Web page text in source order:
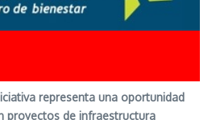
representa una oportunidad
proyectos de infraestructura